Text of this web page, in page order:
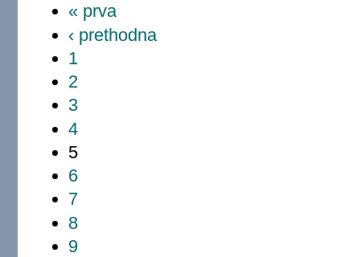
« prva
‹ prethodna
1
2
3
4
5
6
7
8
9